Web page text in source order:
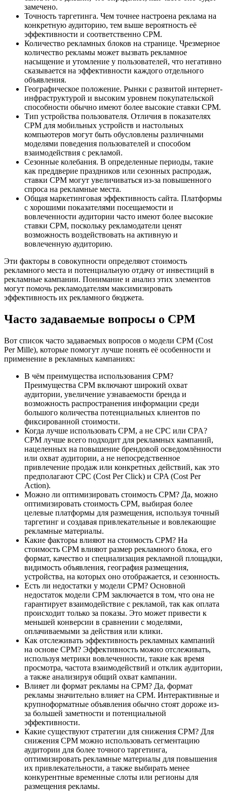
замечено.
Точность таргетинга. Чем точнее настроена реклама на
конкретную аудиторию, тем выше вероятность её
эффективности и соответственно CPM.
Количество рекламных блоков на странице. Чрезмерное
количество рекламы может вызвать рекламное
насыщение и утомление у пользователей, что негативно
сказывается на эффективности каждого отдельного
объявления.
Географическое положение. Рынки с развитой интернет-
инфраструктурой и высоким уровнем покупательской
способности обычно имеют более высокие ставки CPM.
Тип устройства пользователя. Отличия в показателях
CPM для мобильных устройств и настольных
компьютеров могут быть обусловлены различными
моделями поведения пользователей и способом
взаимодействия с рекламой.
Сезонные колебания. В определенные периоды, такие
как преддверие праздников или сезонных распродаж,
ставки CPM могут увеличиваться из-за повышенного
спроса на рекламные места.
Общая маркетинговая эффективность сайта. Платформы
с хорошими показателями посещаемости и
вовлеченности аудитории часто имеют более высокие
ставки CPM, поскольку рекламодатели ценят
возможность воздействовать на активную и
вовлеченную аудиторию.
Эти факторы в совокупности определяют стоимость
рекламного места и потенциальную отдачу от инвестиций в
рекламные кампании. Понимание и анализ этих элементов
могут помочь рекламодателям максимизировать
эффективность их рекламного бюджета.
Часто задаваемые вопросы о CPM
Вот список часто задаваемых вопросов о модели CPM (Cost
Per Mille), которые помогут лучше понять её особенности и
применение в рекламных кампаниях:
В чём преимущества использования CPM?
Преимущества CPM включают широкий охват
аудитории, увеличение узнаваемости бренда и
возможность распространения информации среди
большого количества потенциальных клиентов по
фиксированной стоимости.
Когда лучше использовать CPM, а не CPC или CPA?
CPM лучше всего подходит для рекламных кампаний,
нацеленных на повышение брендовой осведомлённости
или охват аудитории, а не непосредственное
привлечение продаж или конкретных действий, как это
предполагают CPC (Cost Per Click) и CPA (Cost Per
Action).
Можно ли оптимизировать стоимость CPM? Да, можно
оптимизировать стоимость CPM, выбирая более
целевые платформы для размещения, используя точный
таргетинг и создавая привлекательные и вовлекающие
рекламные материалы.
Какие факторы влияют на стоимость CPM? На
стоимость CPM влияют размер рекламного блока, его
формат, качество и специализация рекламной площадки,
видимость объявления, география размещения,
устройства, на которых оно отображается, и сезонность.
Есть ли недостатки у модели CPM? Основной
недостаток модели CPM заключается в том, что она не
гарантирует взаимодействие с рекламой, так как оплата
происходит только за показы. Это может привести к
меньшей конверсии в сравнении с моделями,
оплачиваемыми за действия или клики.
Как отслеживать эффективность рекламных кампаний
на основе CPM? Эффективность можно отслеживать,
используя метрики вовлеченности, такие как время
просмотра, частота взаимодействий и отклик аудитории,
а также анализируя общий охват кампании.
Влияет ли формат рекламы на CPM? Да, формат
рекламы значительно влияет на CPM. Интерактивные и
крупноформатные объявления обычно стоят дороже из-
за большей заметности и потенциальной
эффективности.
Какие существуют стратегии для снижения CPM? Для
снижения CPM можно использовать сегментацию
аудитории для более точного таргетинга,
оптимизировать рекламные материалы для повышения
их привлекательности, а также выбирать менее
конкурентные временные слоты или регионы для
размещения рекламы.